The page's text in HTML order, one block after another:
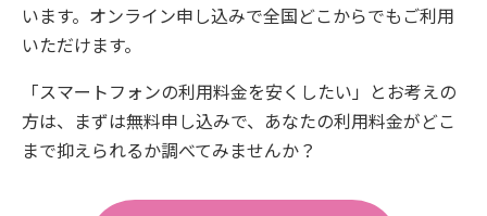
います。オンライン申し込みで全国どこからでもご利用
いただけます。
「スマートフォンの利用料金を安くしたい」とお考えの
方は、まずは無料申し込みで、あなたの利用料金がどこ
まで抑えられるか調べてみませんか？